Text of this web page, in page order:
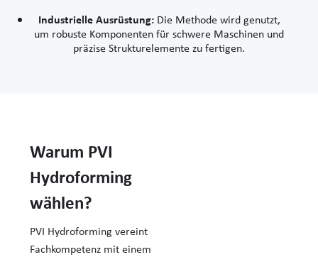
Industrielle Ausrüstung:Die Methode wird genutzt,
um robuste Komponenten für schwere Maschinen und
präzise Strukturelemente zu fertigen.
Warum PVI
Hydroforming
wählen?
PVI Hydroforming vereint
Fachkompetenz mit einem